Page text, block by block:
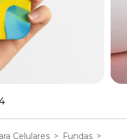
Celulares > Fundas >